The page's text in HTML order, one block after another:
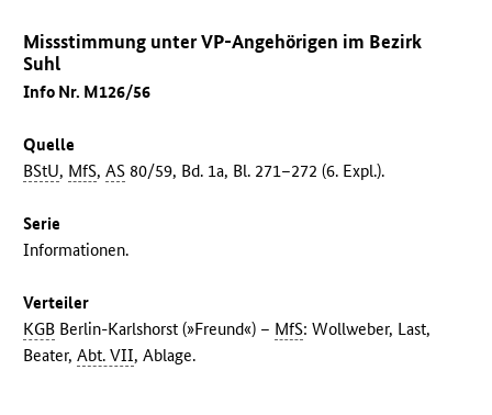
Missstimmung unter VP-Angehörigen im Bezirk
Suhl
Info Nr. M126/56
Quelle
BStU, MfS,AS 80/59, Bd. 1a, Bl. 271–272 (6. Expl.).
Serie
Informationen.
Verteiler
KGB Berlin-Karlshorst (»Freund«) – MfS: Wollweber, Last,
Beater,Abt. VII, Ablage.